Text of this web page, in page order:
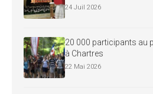
24 Juil 2026
20 000 participants au
à Chartres
22 Mai 2026